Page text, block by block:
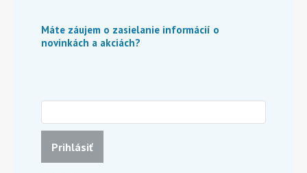
Máte záujem o zasielanie informácií o
novinkách a akciách?
Prihlásiť